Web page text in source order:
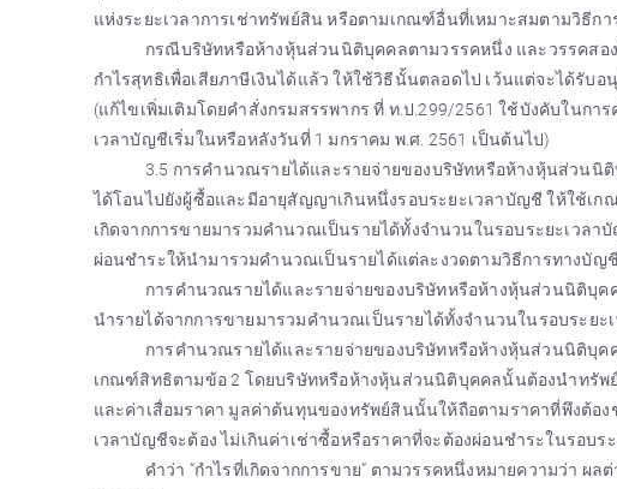
แห่งระยะเวลาการเช่าทรัพย์สิน หรือตามเกณฑ์อื่นที่เหมาะสมตามวิธีก
กรณีบริษัทหรือห้างหุ้นส่วนนิติบุคคลตามวรรคหนึ่ง และวรรคสอ
กำไรสุทธิเพื่อเสียภาษีเงินได้แล้ว ให้ใช้วิธีนั้นตลอดไป เว้นแต่จะได้รับ
(แก้ไขเพิ่มเติมโดยคำสั่งกรมสรรพากร ที่ ท.ป.299/2561 ใช้บังคับใน
เวลาบัญชีเริ่มในหรือหลังวันที่ 1 มกราคม พ.ศ. 2561 เป็นต้นไป)
3.5 การคำนวณรายได้และรายจ่ายของบริษัทหรือห้างหุ้นส่วนนิ
ได้โอนไปยังผู้ซื้อและมีอายุสัญญาเกินหนึ่งรอบระยะเวลาบัญชี ให้ใช้
เกิดจากการขายมารวมคำนวณเป็นรายได้ทั้งจำนวนในรอบระยะเวล
ผ่อนชำระให้นำมารวมคำนวณเป็นรายได้แต่ละงวดตามวิธีการทางบัญ
การคำนวณรายได้และรายจ่ายของบริษัทหรือห้างหุ้นส่วนนิติบุ
นำรายได้จากการขายมารวมคำนวณเป็นรายได้ทั้งจำนวนในรอบระย
การคำนวณรายได้และรายจ่ายของบริษัทหรือห้างหุ้นส่วนนิติบุค
เกณฑ์สิทธิตามข้อ 2 โดยบริษัทหรือห้างหุ้นส่วนนิติบุคคลนั้นต้องนำทรั
และค่าเสื่อมราคา มูลค่าต้นทุนของทรัพย์สินนั้นให้ถือตามราคาที่พึงต้อ
เวลาบัญชีจะต้อง ไม่เกินค่าเช่าซื้อหรือราคาที่จะต้องผ่อนชำระในรอบ
คำว่า “กำไรที่เกิดจากการขาย” ตามวรรคหนึ่งหมายความว่า